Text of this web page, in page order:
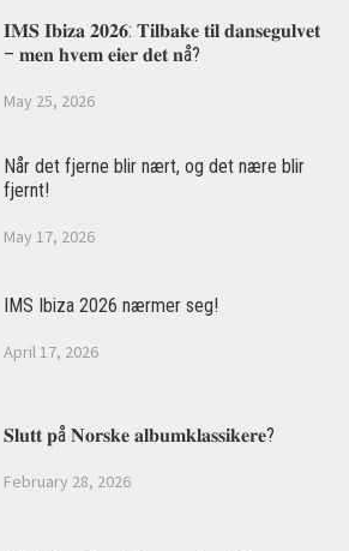
𝐈𝐌𝐒 𝐈𝐛𝐢𝐳𝐚 𝟐𝟎𝟐𝟔: 𝐓𝐢𝐥𝐛𝐚𝐤𝐞 𝐭𝐢𝐥 𝐝𝐚𝐧𝐬𝐞𝐠𝐮𝐥𝐯𝐞𝐭
– 𝐦𝐞𝐧 𝐡𝐯𝐞𝐦 𝐞𝐢𝐞𝐫 𝐝𝐞𝐭 𝐧å?
May 25, 2026
Når det fjerne blir nært, og det nære blir
fjernt!
May 17, 2026
IMS Ibiza 2026 nærmer seg!
April 17, 2026
𝐒𝐥𝐮𝐭𝐭 𝐩å 𝐍𝐨𝐫𝐬𝐤𝐞 𝐚𝐥𝐛𝐮𝐦𝐤𝐥𝐚𝐬𝐬𝐢𝐤𝐞𝐫𝐞?
February 28, 2026